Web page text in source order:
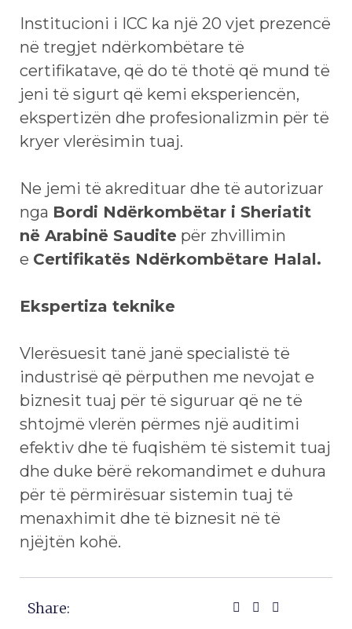
Institucioni i ICC ka një 20 vjet prezencë
në tregjet ndërkombëtare të
certifikatave, që do të thotë që mund të
jeni të sigurt që kemi eksperiencën,
ekspertizën dhe profesionalizmin për të
kryer vlerësimin tuaj.
Ne jemi të akredituar dhe të autorizuar
nga Bordi Ndërkombëtar i Sheriatit
në Arabinë Saudite për zhvillimin
e Certifikatës Ndërkombëtare Halal.
Ekspertiza teknike
Vlerësuesit tanë janë specialistë të
industrisë që përputhen me nevojat e
biznesit tuaj për të siguruar që ne të
shtojmë vlerën përmes një auditimi
efektiv dhe të fuqishëm të sistemit tuaj
dhe duke bërë rekomandimet e duhura
për të përmirësuar sistemin tuaj të
menaxhimit dhe të biznesit në të
njëjtën kohë.
Share: